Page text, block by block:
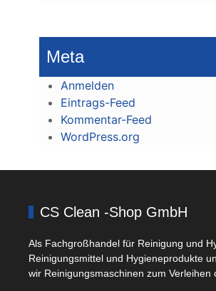
Meta
Anmelden
Eintrags-Feed
Kommentar-Feed
WordPress.org
CS Clean -Shop GmbH
Als Fachgroßhandel für Reinigung und
Reinigungsmittel und Hygieneprodukte
wir Reinigungsmaschinen zum Verleihen